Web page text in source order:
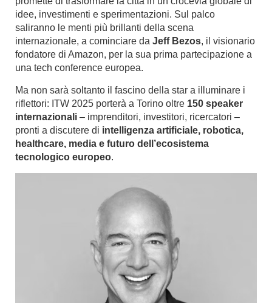
idee, investimenti e sperimentazioni. Sul palco
saliranno le menti più brillanti della scena
internazionale, a cominciare da Jeff Bezos, il visionario
fondatore di Amazon, per la sua prima partecipazione a
una tech conference europea.
Ma non sarà soltanto il fascino della star a illuminare i
riflettori: ITW 2025 porterà a Torino oltre 150 speaker
internazionali – imprenditori, investitori, ricercatori –
pronti a discutere di intelligenza artificiale, robotica,
healthcare, media e futuro dell’ecosistema
tecnologico europeo.